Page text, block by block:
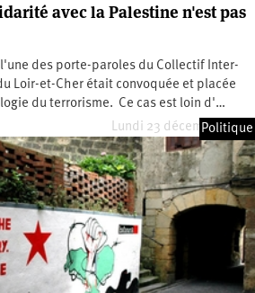
avec la Palestine n'est pas
des porte-paroles du Collectif Inter-
Loir-et-Cher était convoquée et placée
du terrorisme. Ce cas est loin d'…
Lundi 23 décembre 2024
Politique